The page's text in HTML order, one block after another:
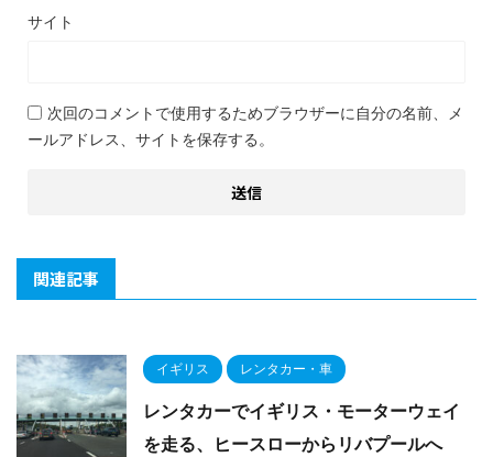
サイト
次回のコメントで使用するためブラウザーに自分の名前、メ
ールアドレス、サイトを保存する。
関連記事
イギリス レンタカー・車
レンタカーでイギリス・モーターウェイ
を走る、ヒースローからリバプールへ